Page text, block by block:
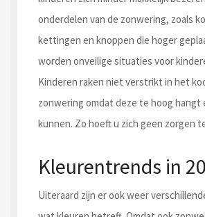
onderdelen van de zonwering, zoals
kettingen en knoppen die hoger
worden onveilige situaties voor
Kinderen raken niet verstrikt in het
zonwering omdat deze te hoog hangt
kunnen. Zo hoeft u zich geen zorgen
Kleurentrends in
Uiteraard zijn er ook weer